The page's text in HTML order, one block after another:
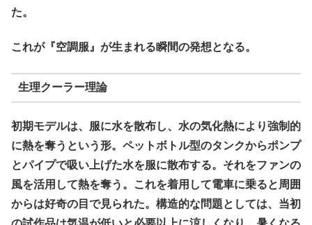
た。
これが『空調服』が生まれる瞬間の発想となる。
生理クーラー理論
初期モデルは、服に水を散布し、水の気化熱により強制的
に熱を奪うという形。ペットボトル型のタンクからポンプ
とパイプで吸い上げた水を服に散布する。それをファンの
風を活用して熱を奪う。これを着用して電車に乗ると周囲
からは好奇の目で見られた。構造的な問題としては、当初